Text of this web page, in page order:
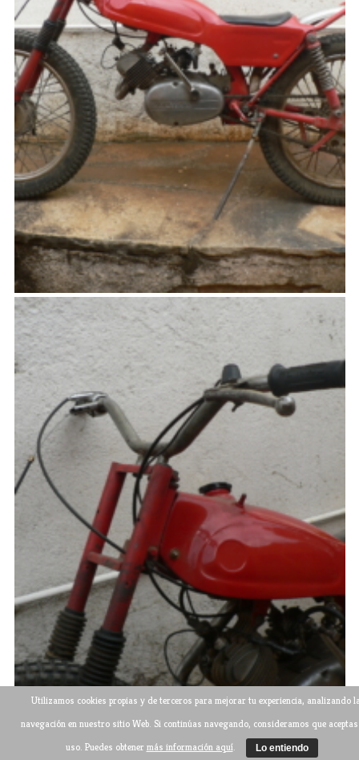
Utilizamos cookies propias y de terceros para mejorar tu experiencia, analizando
navegación en nuestro sitio Web. Si continúas navegando, consideramos que
uso. Puedes obtener más información aquí. Lo entiendo